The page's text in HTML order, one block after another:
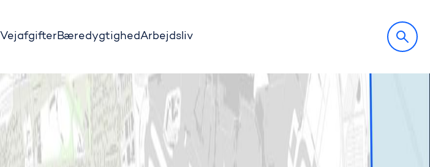
Vejafgifter BæredygtighedArbejdsliv